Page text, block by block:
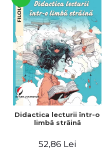
Didactica lecturii într-o
limbă străină
52,86 Lei